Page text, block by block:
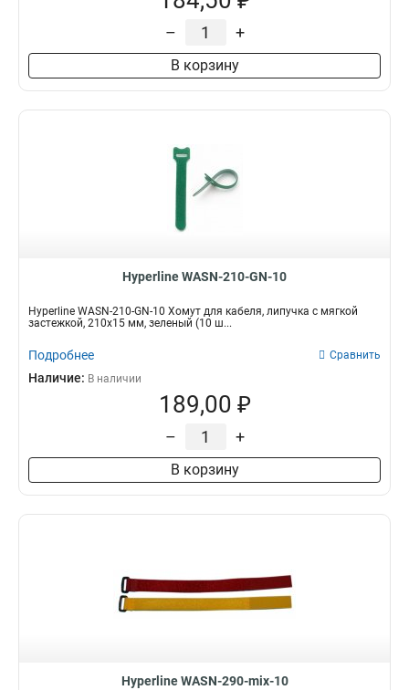
– +
В корзину
Hyperline WASN-210-GN-10
Hyperline WASN-210-GN-10 Хомут для кабеля, липучка с мягкой
застежкой, 210x15 мм, зеленый (10 ш...
Подробнее Сравнить
Наличие: В наличии
189,00 ₽
– +
В корзину
Hyperline WASN-290-mix-10